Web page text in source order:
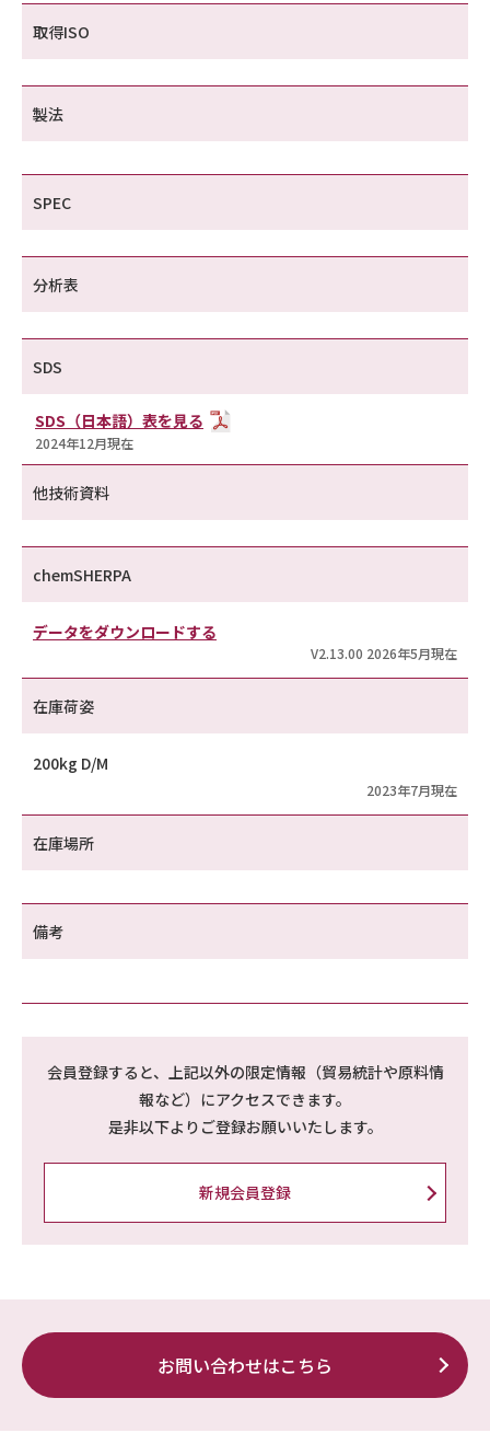
取得ISO
製法
SPEC
分析表
SDS
SDS（日本語）表を見る
2024年12月現在
他技術資料
chemSHERPA
データをダウンロードする
V2.13.00 2026年5月現在
在庫荷姿
200kg D/M
2023年7月現在
在庫場所
備考
会員登録すると、上記以外の限定情報（貿易統計や原料情
報など）にアクセスできます。
是非以下よりご登録お願いいたします。
新規会員登録
お問い合わせはこちら